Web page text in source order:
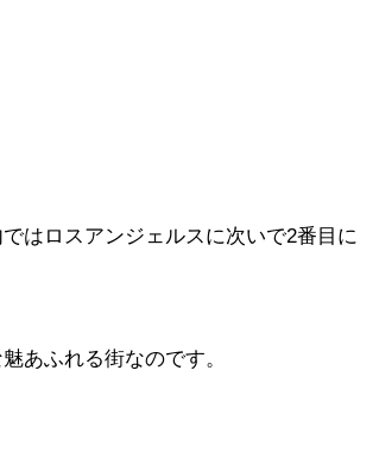
はロスアンジェルスに次いで2番目に
あふれる街なのです。